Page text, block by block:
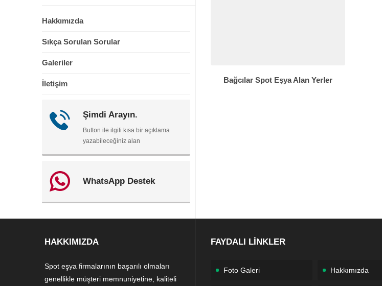
Bağcılar Spot Eşya Alan Yerler
Hakkımızda
Sıkça Sorulan Sorular
Galeriler
İletişim
Şimdi Arayın.
Button ile ilgili kısa bir açıklama
yazabileceğiniz alan
WhatsApp Destek
HAKKIMIZDA
Spot eşya firmalarının başarılı olmaları
genellikle müşteri memnuniyetine, kaliteli
FAYDALI LİNKLER
Foto Galeri Hakkımızda